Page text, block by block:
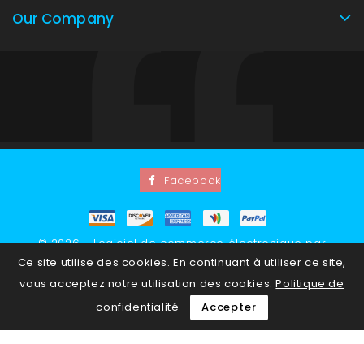
Our Company
Ce site utilise des cookies. En continuant à utiliser ce site,
vous acceptez notre utilisation des cookies. Politique de
confidentialité
Accepter
Facebook
© 2026 - Logiciel de commerce électronique par
PrestaShop™